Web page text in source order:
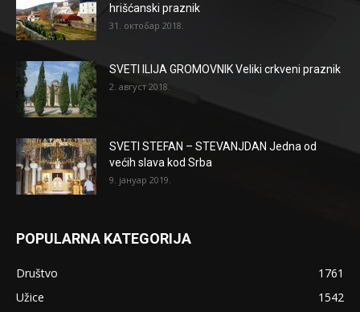
hrišćanski praznik
31. октобар 2018.
SVETI ILIJA GROMOVNIK Veliki crkveni praznik
2. август 2018.
SVETI STEFAN – STEVANJDAN Jedna od
većih slava kod Srba
9. јануар 2019.
POPULARNA KATEGORIJA
Društvo
1761
Užice
1542